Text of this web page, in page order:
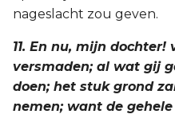
nageslacht zou geven.
11. En nu, mijn
versmaden; al wat gij
doen; het stuk grond
nemen; want de